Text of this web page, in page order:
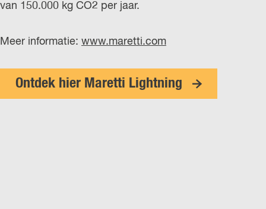
van 150.000 kg CO2 per jaar.
Meer informatie: www.maretti.com
Ontdek hier Maretti Lightning